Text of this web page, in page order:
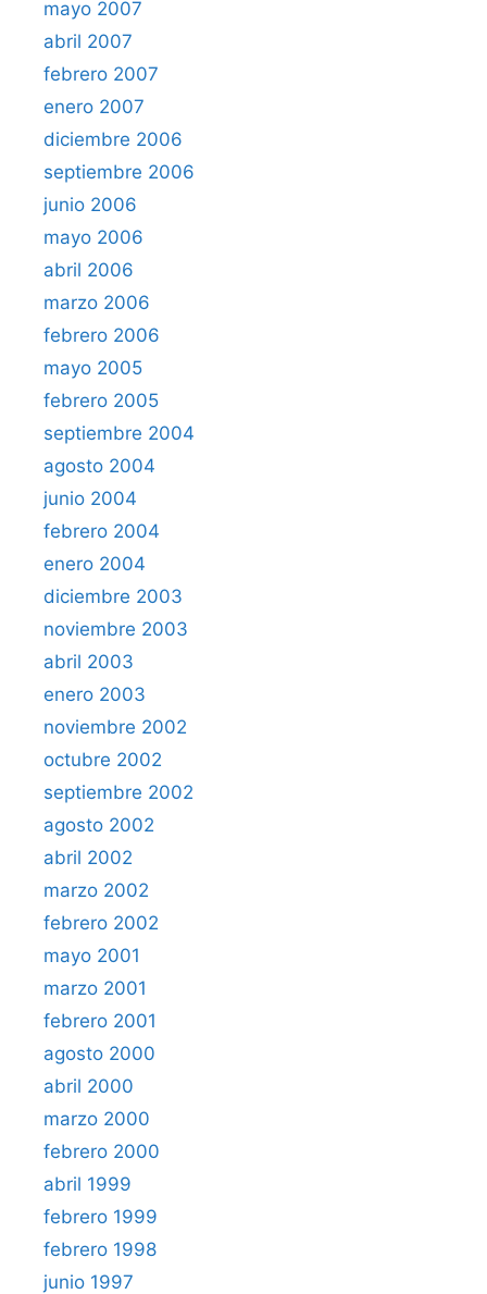
mayo 2007
abril 2007
febrero 2007
enero 2007
diciembre 2006
septiembre 2006
junio 2006
mayo 2006
abril 2006
marzo 2006
febrero 2006
mayo 2005
febrero 2005
septiembre 2004
agosto 2004
junio 2004
febrero 2004
enero 2004
diciembre 2003
noviembre 2003
abril 2003
enero 2003
noviembre 2002
octubre 2002
septiembre 2002
agosto 2002
abril 2002
marzo 2002
febrero 2002
mayo 2001
marzo 2001
febrero 2001
agosto 2000
abril 2000
marzo 2000
febrero 2000
abril 1999
febrero 1999
febrero 1998
junio 1997